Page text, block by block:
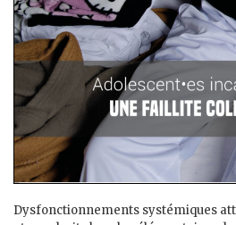
Dysfonctionnements systémiques